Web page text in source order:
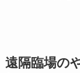
遠隔臨場の